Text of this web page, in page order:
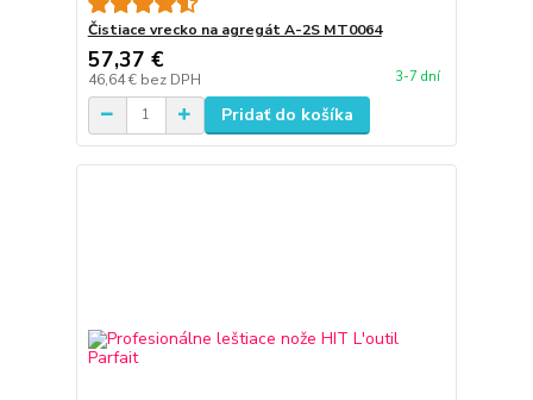
Čistiace vrecko na agregát A-2S MT0064
57,37 €
46,64 € bez DPH 3-7 dní
Pridať do košíka